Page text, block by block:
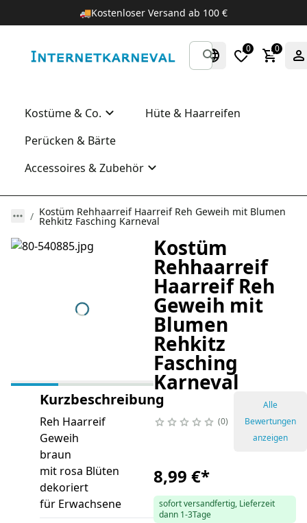
🚚Kostenloser Versand ab 100 €
0 0
Kostüme & Co.
Hüte & Haarreifen
Perücken & Bärte
Accessoires & Zubehör
Kostüm Rehhaarreif Haarreif Reh Geweih mit Blumen
Rehkitz Fasching Karneval
Kurzbeschreibung
Reh Haarreif
Geweih
braun
mit rosa Blüten
dekoriert
für Erwachsene
Kostüm
Rehhaarreif
Haarreif Reh
Geweih mit
Blumen
Rehkitz
Fasching
Karneval
0
Alle
Bewertungen
anzeigen
8,99 €*
sofort versandfertig, Lieferzeit
dann 1-3Tage